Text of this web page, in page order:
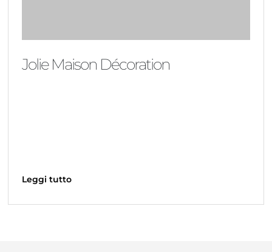
Jolie Maison Décoration
Leggi tutto